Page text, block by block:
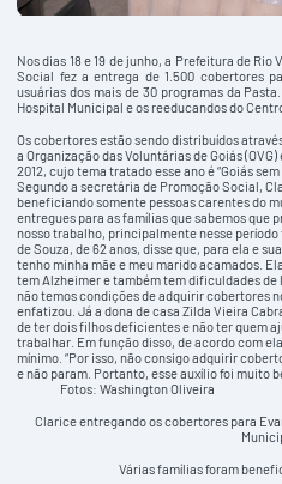
Nos dias 18 e 19 de junho, a Prefeitura de
Social fez a entrega de 1.500 cobertores
usuárias dos mais de 30 programas da
Hospital Municipal e os reeducandos do
Os cobertores estão sendo distribuídos
a Organização das Voluntárias de Goiás
2012, cujo tema tratado esse ano é “Goiás
Segundo a secretária de Promoção Social,
beneficiando somente pessoas carentes do
entregues para as famílias que sabemos que
nosso trabalho, principalmente nesse
de Souza, de 62 anos, disse que, para ela e
tenho minha mãe e meu marido acamados.
tem Alzheimer e também tem dificuldades de
não temos condições de adquirir cobertores
enfatizou. Já a dona de casa Zilda Vieira
de ter dois filhos deficientes e não ter quem
trabalhar. Em função disso, de acordo com
mínimo. “Por isso, não consigo adquirir
e não param. Portanto, esse auxílio foi muito
Fotos: Washington Oliveira
Clarice entregando os cobertores para
Várias famílias foram